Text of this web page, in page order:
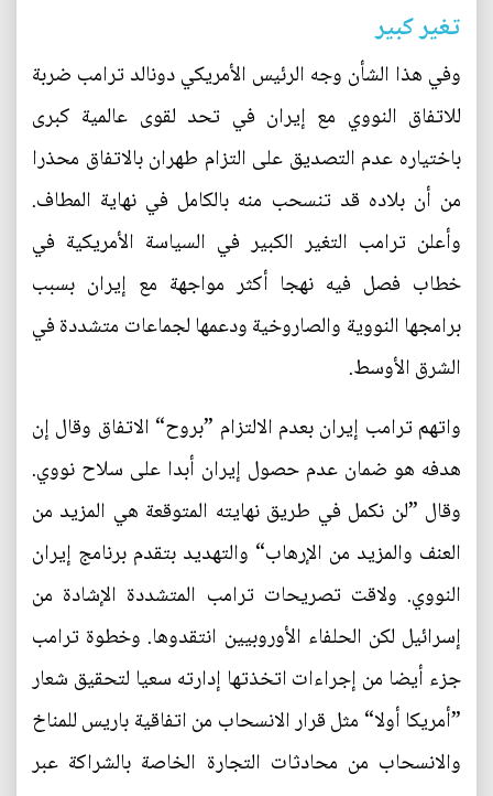
تغير كبير
وفي هذا الشأن وجه الرئيس الأمريكي دونالد ترامب ضربة
للاتفاق النووي مع إيران في تحد لقوى عالمية كبرى
باختياره عدم التصديق على التزام طهران بالاتفاق محذرا
من أن بلاده قد تنسحب منه بالكامل في نهاية المطاف.
وأعلن ترامب التغير الكبير في السياسة الأمريكية في
خطاب فصل فيه نهجا أكثر مواجهة مع إيران بسبب
برامجها النووية والصاروخية ودعمها لجماعات متشددة في
الشرق الأوسط.
واتهم ترامب إيران بعدم الالتزام ”بروح“ الاتفاق وقال إن
هدفه هو ضمان عدم حصول إيران أبدا على سلاح نووي.
وقال ”لن نكمل في طريق نهايته المتوقعة هي المزيد من
العنف والمزيد من الإرهاب“ والتهديد بتقدم برنامج إيران
النووي. ولاقت تصريحات ترامب المتشددة الإشادة من
إسرائيل لكن الحلفاء الأوروبيين انتقدوها. وخطوة ترامب
جزء أيضا من إجراءات اتخذتها إدارته سعيا لتحقيق شعار
”أمريكا أولا“ مثل قرار الانسحاب من اتفاقية باريس للمناخ
والانسحاب من محادثات التجارة الخاصة بالشراكة عبر